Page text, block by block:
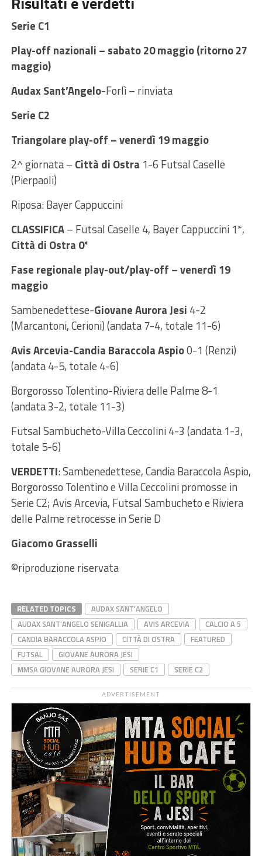
Serie C1
Play-off nazionali – sabato 20 maggio (ritorno 27
maggio)
Audax Sant’Angelo-Forlì – rinviata
Serie C2
Triangolare play-off – venerdì 19 maggio
2^ giornata – Città di Ostra 1-6 Futsal Caselle
(Pierpaoli)
Riposa: Bayer Cappuccini
CLASSIFICA– Futsal Caselle 4, Bayer Cappuccini 1*,
Città di Ostra 0*
Fase regionale play-out/play-off – venerdì 19
maggio
Sambenedettese-Giovane Aurora Jesi 4-2
(Marcantoni, Cerioni) (andata 7-4, totale 11-6)
Avis Arcevia-Candia Baraccola Aspio0-1 (Renzi)
(andata 4-5, totale 4-6)
Borgorosso Tolentino-Riviera delle Palme 8-1
(andata 3-2, totale 11-3)
Futsal Sambucheto-Villa Ceccolini 4-3 (andata 1-3,
totale 5-6)
VERDETTI: Sambenedettese, Candia Baraccola Aspio,
Borgorosso Tolentino e Villa Ceccolini promosse in
Serie C2; Avis Arcevia, Futsal Sambucheto e Riviera
delle Palme retrocesse in Serie D
Giacomo Grasselli
©riproduzione riservata
RELATED TOPICS
AUDAX SANT'ANGELO
AUDAX SANT'ANGELO SENIGALLIA
AVIS ARCEVIA
CALCIO A 5
CANDIA BARACCOLA ASPIO
CITTÀ DI OSTRA
FEATURED
FUTSAL
GIOVANE AURORA JESI
MMSA GIOVANE AURORA JESI
SERIE C1 SERIE C2
ADVERTISEMENT